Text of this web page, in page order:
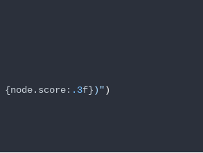
{node.score: .3f})")